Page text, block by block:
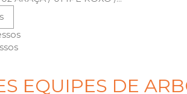
EQUIPES DE